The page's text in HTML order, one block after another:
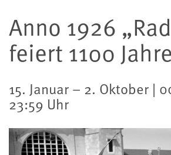
Anno 1926
feiert 1100
15. Januar – 2. Oktober |
23:59 Uhr